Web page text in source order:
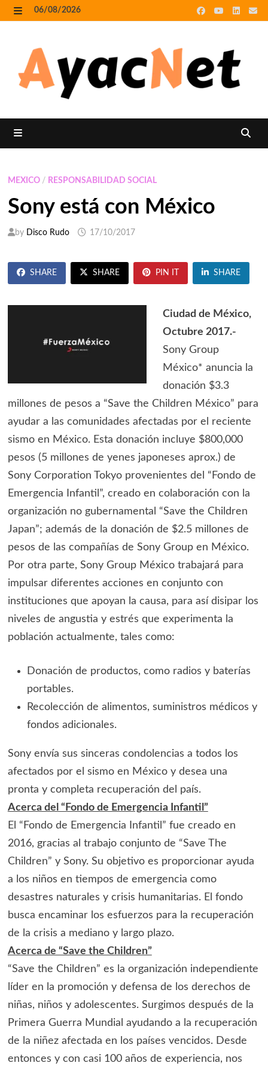
Skip
to
06/08/2026
MEXICO/ RESPONSABILIDAD SOCIAL
Sony está con México
by Disco Rudo 17/10/2017
SHARE SHARE PIN IT SHARE
Ciudad de México,
Octubre 2017.-
Sony Group
México* anuncia la
donación $3.3
millones de pesos a “Save the Children México” para
ayudar a las comunidades afectadas por el reciente
sismo en México. Esta donación incluye $800,000
pesos (5 millones de yenes japoneses aprox.) de
Sony Corporation Tokyo provenientes del “Fondo de
Emergencia Infantil”, creado en colaboración con la
organización no gubernamental “Save the Children
Japan”; además de la donación de $2.5 millones de
pesos de las compañías de Sony Group en México.
Por otra parte, Sony Group México trabajará para
impulsar diferentes acciones en conjunto con
instituciones que apoyan la causa, para así disipar los
niveles de angustia y estrés que experimenta la
población actualmente, tales como:
Donación de productos, como radios y baterías
portables.
Recolección de alimentos, suministros médicos y
fondos adicionales.
Sony envía sus sinceras condolencias a todos los
afectados por el sismo en México y desea una
pronta y completa recuperación del país.
Acerca del “Fondo de Emergencia Infantil”
El “Fondo de Emergencia Infantil” fue creado en
2016, gracias al trabajo conjunto de “Save The
Children” y Sony. Su objetivo es proporcionar ayuda
a los niños en tiempos de emergencia como
desastres naturales y crisis humanitarias. El fondo
busca encaminar los esfuerzos para la recuperación
de la crisis a mediano y largo plazo.
Acerca de “Save the Children”
“Save the Children” es la organización independiente
líder en la promoción y defensa de los derechos de
niñas, niños y adolescentes. Surgimos después de la
Primera Guerra Mundial ayudando a la recuperación
de la niñez afectada en los países vencidos. Desde
entonces y con casi 100 años de experiencia, nos